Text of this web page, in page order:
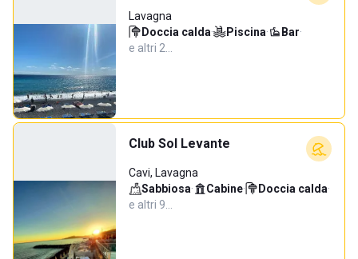
Lavagna
Doccia calda· Piscina· Bar·
e altri 2…
Club Sol Levante
Cavi, Lavagna
Sabbiosa· Cabine· Doccia calda·
e altri 9…